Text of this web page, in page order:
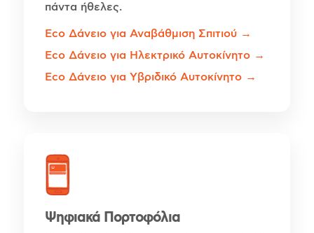
πάντα ήθελες.
Eco Δάνειο για Αναβάθμιση Σπιτιού →
Eco Δάνειο για Ηλεκτρικό Αυτοκίνητο →
Eco Δάνειο για Υβριδικό Αυτοκίνητο →
Ψηφιακά Πορτοφόλια